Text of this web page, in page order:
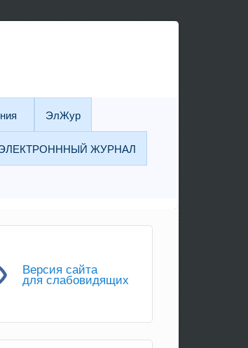
ЭлЖур
ЖУРНАЛ
Версия сайта
для слабовидящих